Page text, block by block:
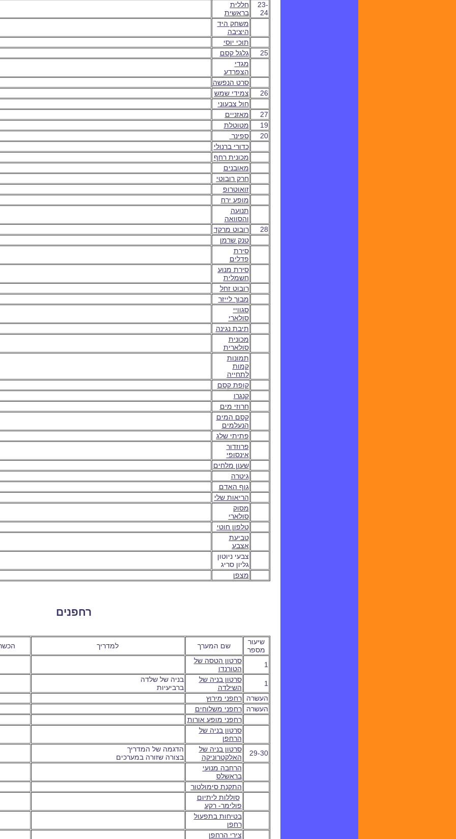
23-
24
חללית
בראשית
משחק היד
היציבה
תוכי יוסי
25
גלגל קסם
מגדי
הצפרדע
סרט הנפשה
26
צמידי שמש
חול צבעוני
27
מאזניים
19
מטוטלת
20
ספינר
כדורי ברנולי
מכונית רחף
מאובנים
חרק רובוטי
זואוטרופ
מופע ירח
תנועה
והסוואה
28
רובוט מרקד
טנק שרמן
סירת
פדלים
סירת מנוע
חשמלית
רובוט זחל
מבוך לייזר
סגוויי
סולארי
תיבת נגינה
מכונית
סולארית
תמונות
קמות
לתחייה
קופת קסם
קנגרו
חרוזי מים
קסם המים
הנעלמים
פתיתי שלג
פרוזדור
אינסופי
שעון מלחים
גיטרה
גוף האדם
הריאות שלי
מסוק
סולארי
טלפון חוטי
טביעת
אצבע
צבעי ניוטון
גליון סריג
מצפן
רחפנים
שיעור
מספר
שם המערך למדריך
1
סרטון הטסה של
הטורנדו
1
סרטון בניה של
השילדה
בניה של שלדה
ברביעיות
העשרה
רחפני מירוץ
העשרה
רחפני משלוחים
רחפני מופע אורות
סרטון בניה של
הרחפן
29-30
סרטון בניה של
האלקטרוניקה
הדגמה של המדריך
בצורה שזורה במערכים
הרחבה מנועי
בראשלס
התקנת סימולטור
סוללות ליתיום
פולימר- רקע
בטיחות בתפעול
רחפן
צירי הרחפן